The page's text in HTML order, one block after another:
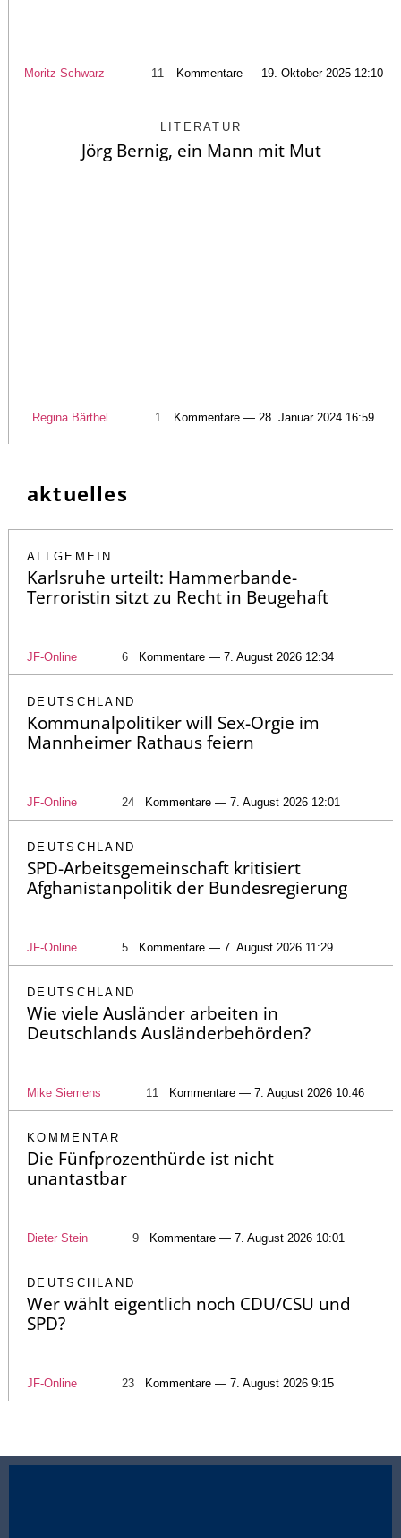
Moritz Schwarz 11 Kommentare — 19. Oktober 2025 12:10
LITERATUR
Jörg Bernig, ein Mann mit Mut
Regina Bärthel 1 Kommentare — 28. Januar 2024 16:59
aktuelles
ALLGEMEIN
Karlsruhe urteilt: Hammerbande-
Terroristin sitzt zu Recht in Beugehaft
JF-Online 6 Kommentare — 7. August 2026 12:34
DEUTSCHLAND
Kommunalpolitiker will Sex-Orgie im
Mannheimer Rathaus feiern
JF-Online 24 Kommentare — 7. August 2026 12:01
DEUTSCHLAND
SPD-Arbeitsgemeinschaft kritisiert
Afghanistanpolitik der Bundesregierung
JF-Online 5 Kommentare — 7. August 2026 11:29
DEUTSCHLAND
Wie viele Ausländer arbeiten in
Deutschlands Ausländerbehörden?
Mike Siemens 11 Kommentare — 7. August 2026 10:46
KOMMENTAR
Die Fünfprozenthürde ist nicht
unantastbar
Dieter Stein 9 Kommentare — 7. August 2026 10:01
DEUTSCHLAND
Wer wählt eigentlich noch CDU/CSU und
SPD?
JF-Online 23 Kommentare — 7. August 2026 9:15